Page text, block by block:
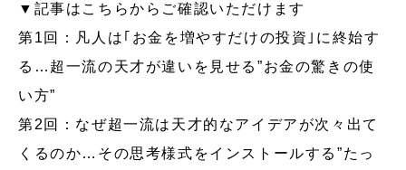
▼記事はこちらからご確認いただけます
第1回：凡人は｢お金を増やすだけの投資｣に終始す
る…超一流の天才が違いを見せる”お金の驚きの使
い方”
第2回：なぜ超一流は天才的なアイデアが次々出て
くるのか…その思考様式をインストールする”たっ